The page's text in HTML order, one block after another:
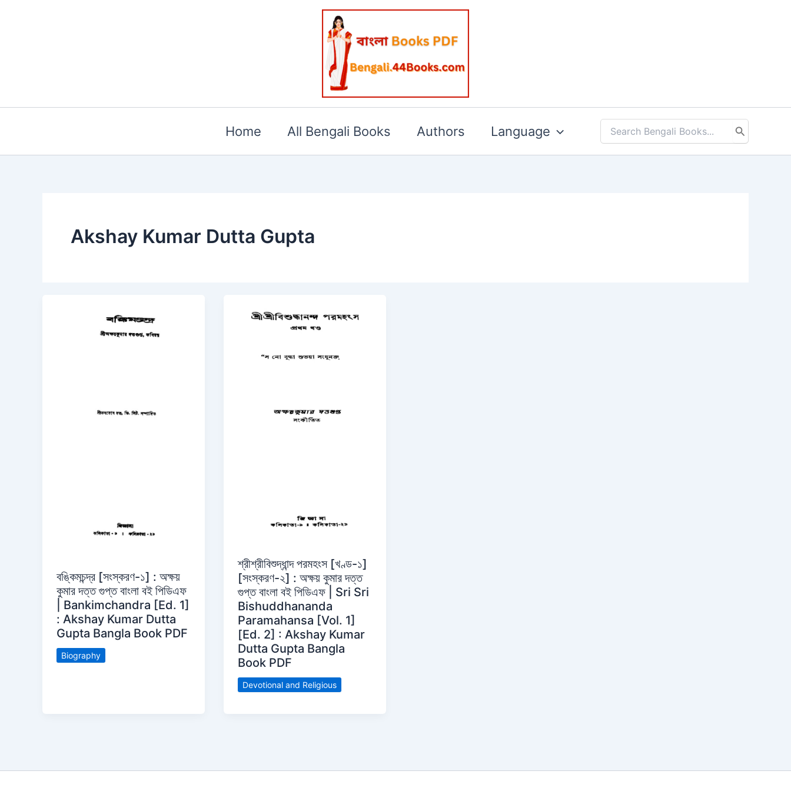
Home All Bengali Books Authors Language
Search
Akshay Kumar Dutta Gupta
বঙ্কিমচন্দ্র [সংস্করণ-১] : অক্ষয়
কুমার দত্ত গুপ্ত বাংলা বই পিডিএফ
| Bankimchandra [Ed. 1]
: Akshay Kumar Dutta
Gupta Bangla Book PDF
Biography
শ্রীশ্রীবিশুদ্ধান্দ পরমহংস [খণ্ড-১]
[সংস্করণ-২] : অক্ষয় কুমার দত্ত
গুপ্ত বাংলা বই পিডিএফ | Sri Sri
Bishuddhananda
Paramahansa [Vol. 1]
[Ed. 2] : Akshay Kumar
Dutta Gupta Bangla
Book PDF
Devotional and Religious